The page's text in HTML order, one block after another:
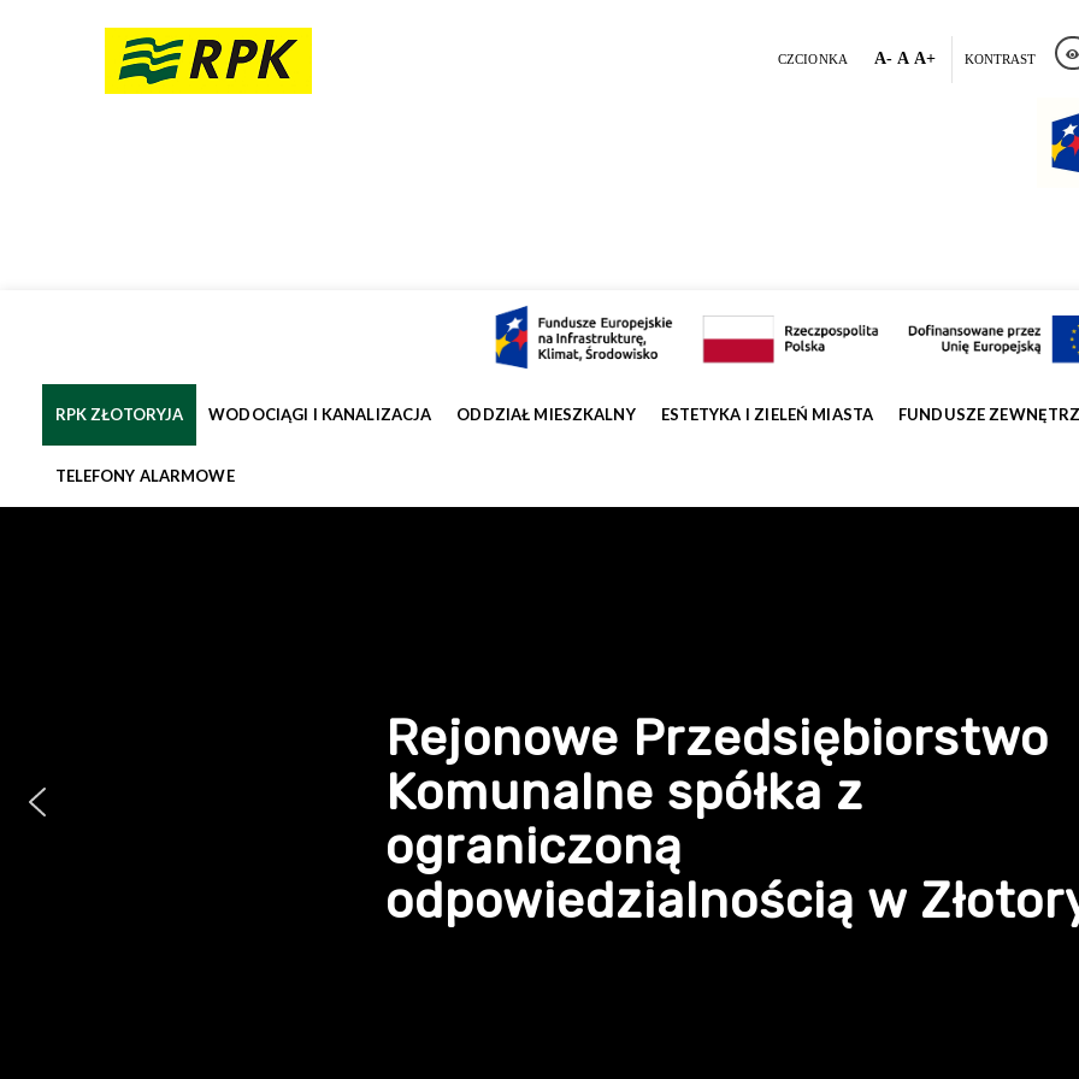
CZCIONKA A- A A+ KONTRAST
RPK ZŁOTORYJA WODOCIĄGI I KANALIZACJA ODDZIAŁ MIESZKALNY ESTETYKA I ZIELEŃ MIASTA FUNDUSZE
TELEFONY ALARMOWE
Rejonowe Przedsiębiorstwo
Komunalne spółka z
ograniczoną
odpowiedzialnością w